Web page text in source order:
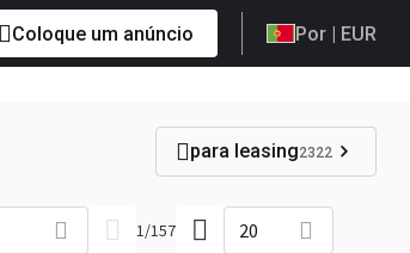
Coloque um anúncio Por | EUR
para leasing2322
1/157 20